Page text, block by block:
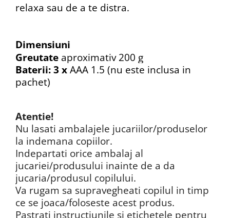
relaxa sau de a te distra.
Dimensiuni
Greutate aproximativ 200 g
Baterii: 3 x AAA 1.5 (nu este inclusa in
pachet)
Atentie!
Nu lasati ambalajele jucariilor/produselor
la indemana copiilor.
Indepartati orice ambalaj al
jucariei/produsului inainte de a da
jucaria/produsul copilului.
Va rugam sa supravegheati copilul in timp
ce se joaca/foloseste acest produs.
Pastrati instructiunile si etichetele pentru